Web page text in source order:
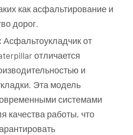
как асфальтирование и
дорог.
Асфальтоукладчик от
отличается
и
Эта модель
системами
качества работы, что